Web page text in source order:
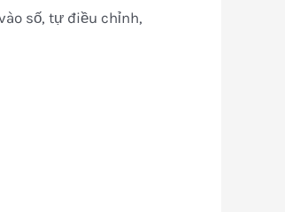
số, tự điều chỉnh,